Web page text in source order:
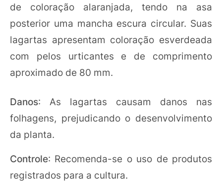
de coloração alaranjada, tendo na asa
posterior uma mancha escura circular. Suas
lagartas apresentam coloração esverdeada
com pelos urticantes e de comprimento
aproximado de 80 mm.
Danos: As lagartas causam danos nas
folhagens, prejudicando o desenvolvimento
da planta.
Controle: Recomenda-se o uso de produtos
registrados para a cultura.